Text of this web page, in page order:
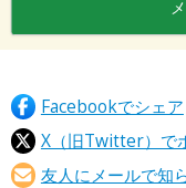
Facebookでシェア
X（旧Twitter）で
友人にメールで知